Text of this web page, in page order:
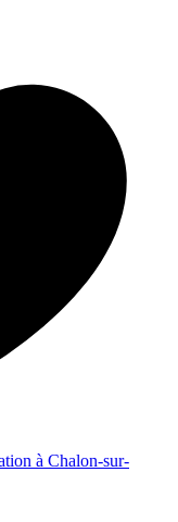
à Chalon-sur-